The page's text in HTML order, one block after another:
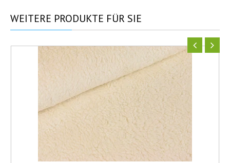
WEITERE PRODUKTE FÜR SIE